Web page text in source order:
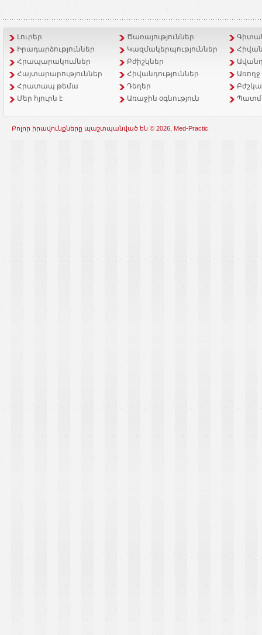
Լուրեր Ծառայություններ
Իրադարձություններ
Կազմակերպություններ
Հրապարակումներ
Բժիշկներ
Հայտարարություններ
Հիվանդություններ
Հրատապ թեմա
Դեղեր
Մեր հյուրն է
Առաջին օգնություն
Բոլոր իրավունքները պաշտպանված են © 2026, Med-Practic